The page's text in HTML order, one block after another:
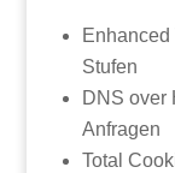
Stufen
DNS over
Anfragen
Total